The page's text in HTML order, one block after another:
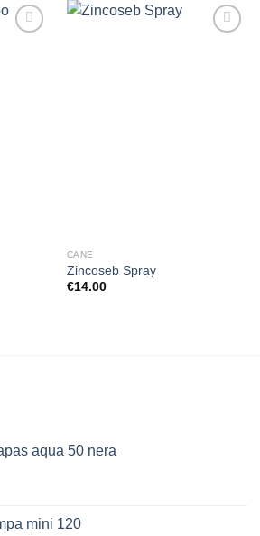
CANE
Zincoseb Spray
€14.00
aqua 50 nera
mini 120